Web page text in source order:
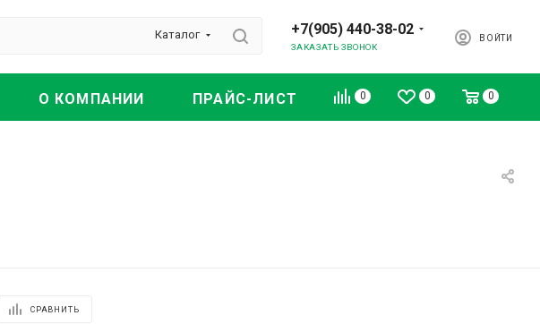
Каталог +7(905) 440-38-02
ЗАКАЗАТЬ ЗВОНОК
ВОЙТИ
0 0 0
О КОМПАНИИ ПРАЙС-ЛИСТ
СРАВНИТЬ